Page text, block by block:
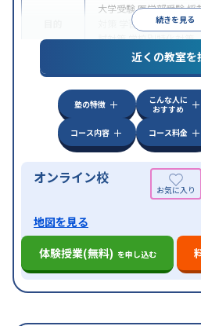
続きを見る
大学受験医学部受験授
学習習慣の定着 総
試対策学校別特化対策
特徴
中高一貫校生に対応授
学習にPC・タブレ
科目から受講可能
近くの教室を
塾の特徴
こんな人に
おすすめ
コース内容
コース料金
オンライン校
地図を見る
体験授業(無料) を申し込む